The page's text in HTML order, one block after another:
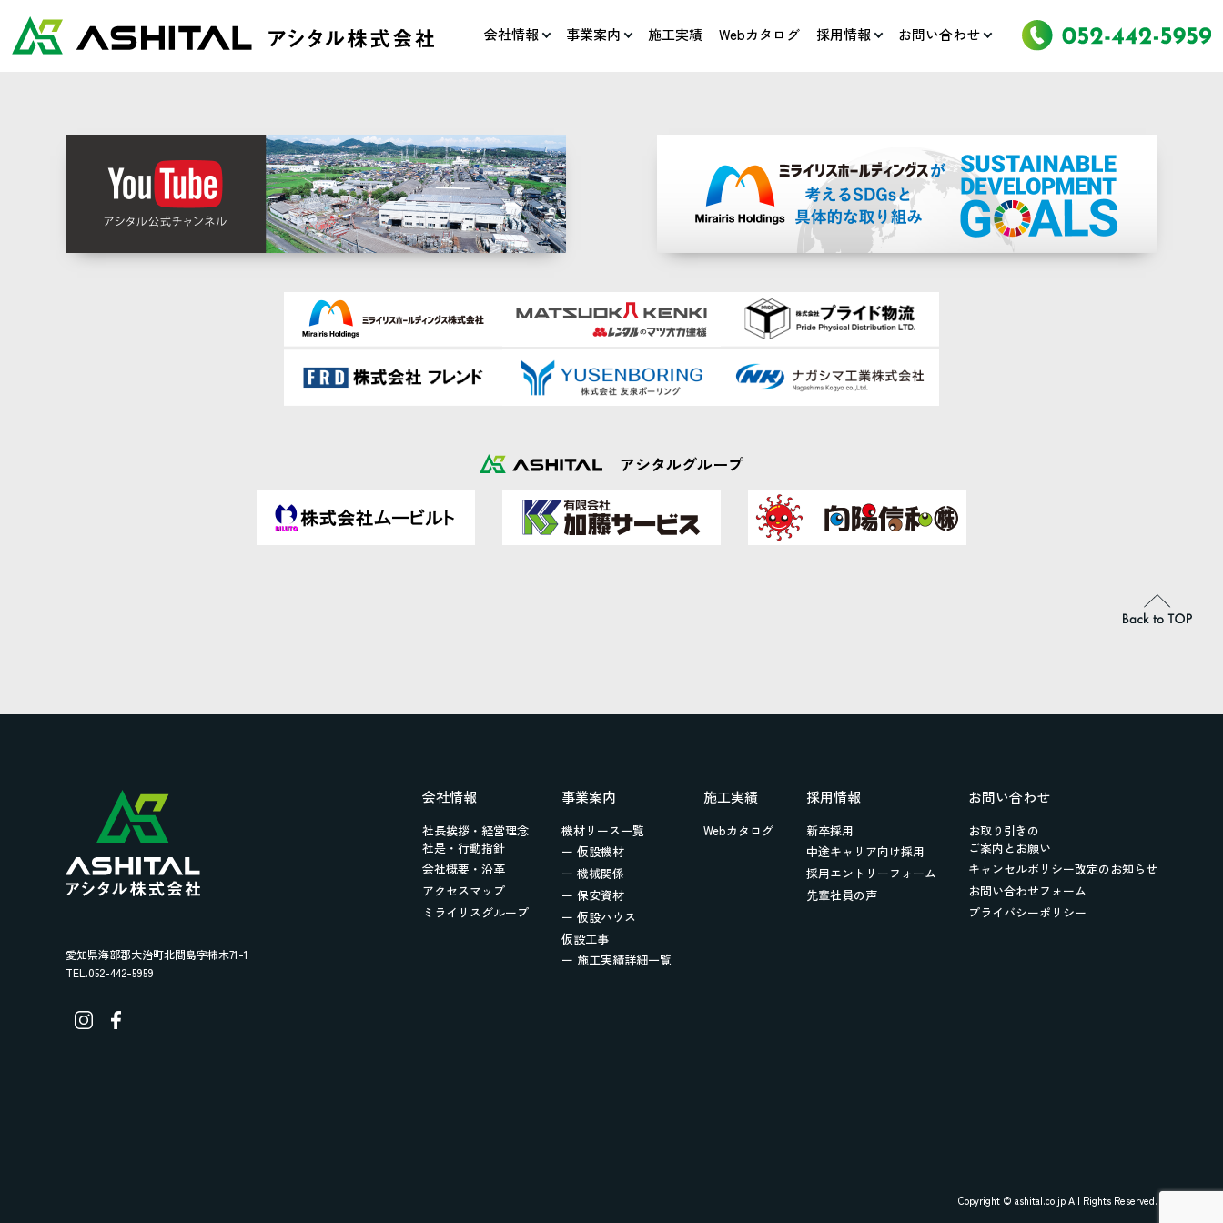
会社情報 事業案内 施工実績 Webカタログ 採用情報 お問い合わせ
アシタルグループ
愛知県海部郡大治町北間島字柿木71-1
TEL.052-442-5959
会社情報
社長挨拶・経営理念
社是・行動指針
会社概要・沿革
アクセスマップ
ミライリスグループ
事業案内
機材リース一覧
ー 仮設機材
ー 機械関係
ー 保安資材
ー 仮設ハウス
仮設工事
ー 施工実績詳細一覧
施工実績
Webカタログ
採用情報
新卒採用
中途キャリア向け採用
採用エントリーフォーム
先輩社員の声
お問い合わせ
お取り引きの
ご案内とお願い
キャンセルポリシー改定のお知らせ
お問い合わせフォーム
プライバシーポリシー
Copyright © ashital.co.jp All Rights Reserved.